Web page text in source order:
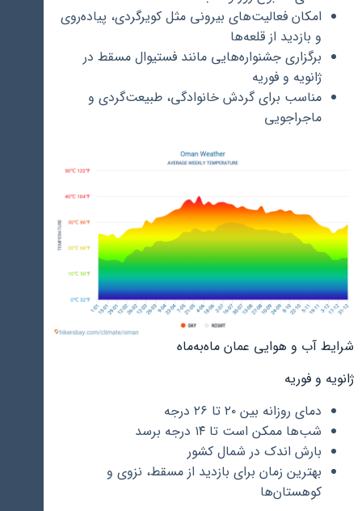
امکان فعالیت‌های بیرونی مثل کویرگردی، پیاده‌روی
و بازدید از قلعه‌ها
برگزاری جشنواره‌هایی مانند فستیوال مسقط در
ژانویه و فوریه
مناسب برای گردش خانوادگی، طبیعت‌گردی و
ماجراجویی
شرایط آب و هوایی عمان ماه‌به‌ماه
ژانویه و فوریه
دمای روزانه بین ۲۰ تا ۲۶ درجه
شب‌ها ممکن است تا ۱۴ درجه برسد
بارش اندک در شمال کشور
بهترین زمان برای بازدید از مسقط، نزوی و
کوهستان‌ها